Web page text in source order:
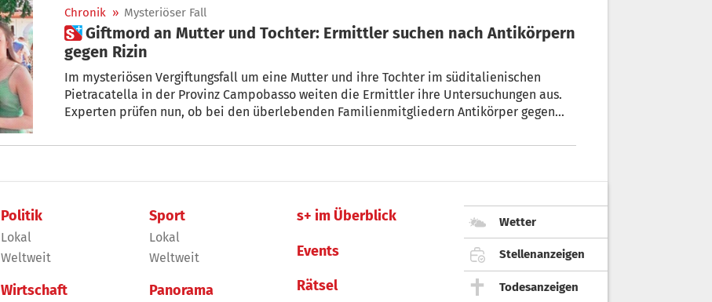
Chronik » Mysteriöser Fall
 Giftmord an Mutter und Tochter: Ermittler suchen nach Antikörpern
gegen Rizin
Im mysteriösen Vergiftungsfall um eine Mutter und ihre Tochter im süditalienischen
Pietracatella in der Provinz Campobasso weiten die Ermittler ihre Untersuchungen aus.
Experten prüfen nun, ob bei den überlebenden Familienmitgliedern Antikörper gegen
Politik
Lokal
Weltweit
Wirtschaft
Sport
Lokal
Weltweit
Panorama
s+ im Überblick
Events
Rätsel
Wetter
Stellenanzeigen
Todesanzeigen